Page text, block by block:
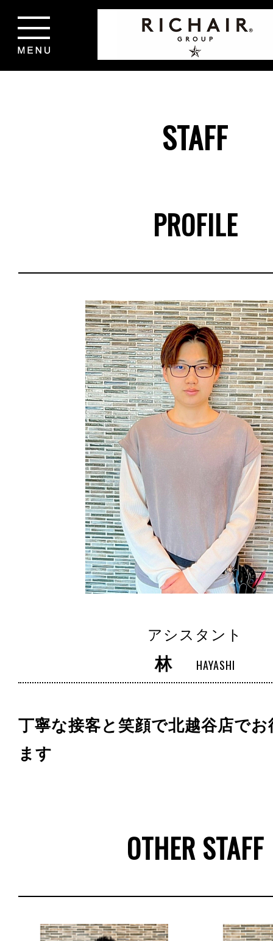
STAFF
PROFILE
アシスタント
林 HAYASHI
丁寧な接客と笑顔で北越谷店で
ます
OTHER STAFF